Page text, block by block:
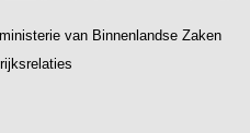
van Binnenlandse Zaken